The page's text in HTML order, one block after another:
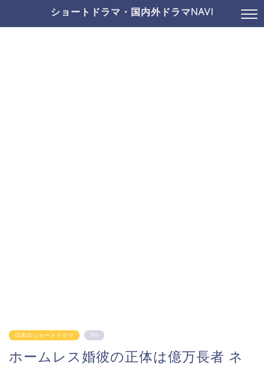
ショートドラマ・国内外ドラマNAVI
日本のショートドラマ PR
ホームレス婚彼の正体は億万長者 ネ